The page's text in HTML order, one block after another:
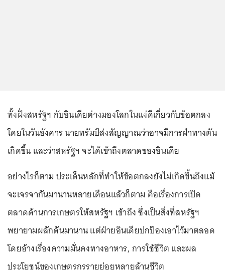
ทั้งฝั่งสหรัฐฯ กับอินเดียต่างมองโลกในแง่ดีเกี่ยวกับข้อตกลง
โดยในวันอังคาร นายทรัมป์ส่งสัญญาณว่าอาจมีการฝ่าทางตัน
เกิดขึ้น และว่าสหรัฐฯ จะได้เข้าถึงตลาดของอินเดีย
อย่างไรก็ตาม ประเด็นหลักที่ทำให้ข้อตกลงยังไม่เกิดขึ้นถึงแม้
จะเจรจากันมานานหลายเดือนแล้วก็ตาม คือเรื่องการเปิด
ตลาดด้านการเกษตรให้สหรัฐฯ เข้าถึง ซึ่งเป็นสิ่งที่สหรัฐฯ
พยายามผลักดันมานาน แต่ฝ่ายอินเดียปกป้องเอาไว้มาตลอด
โดยอ้างเรื่องความมั่นคงทางอาหาร, การใช้ชีวิต และผล
ประโยชน์ของเกษตรกรรายย่อยหลายล้านชีวิต